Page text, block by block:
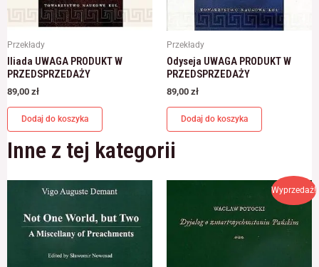
Przekłady
Iliada UWAGA PRODUKT W
PRZEDSPRZEDAŻY
89,00 zł
Dodaj do koszyka
Przekłady
Odyseja UWAGA PRODUKT W
PRZEDSPRZEDAŻY
89,00 zł
Dodaj do koszyka
Inne z tej kategorii
Wyprzedaż!
wynosiła:
45,00 zł.
cena
wynosi:
40,00 zł.